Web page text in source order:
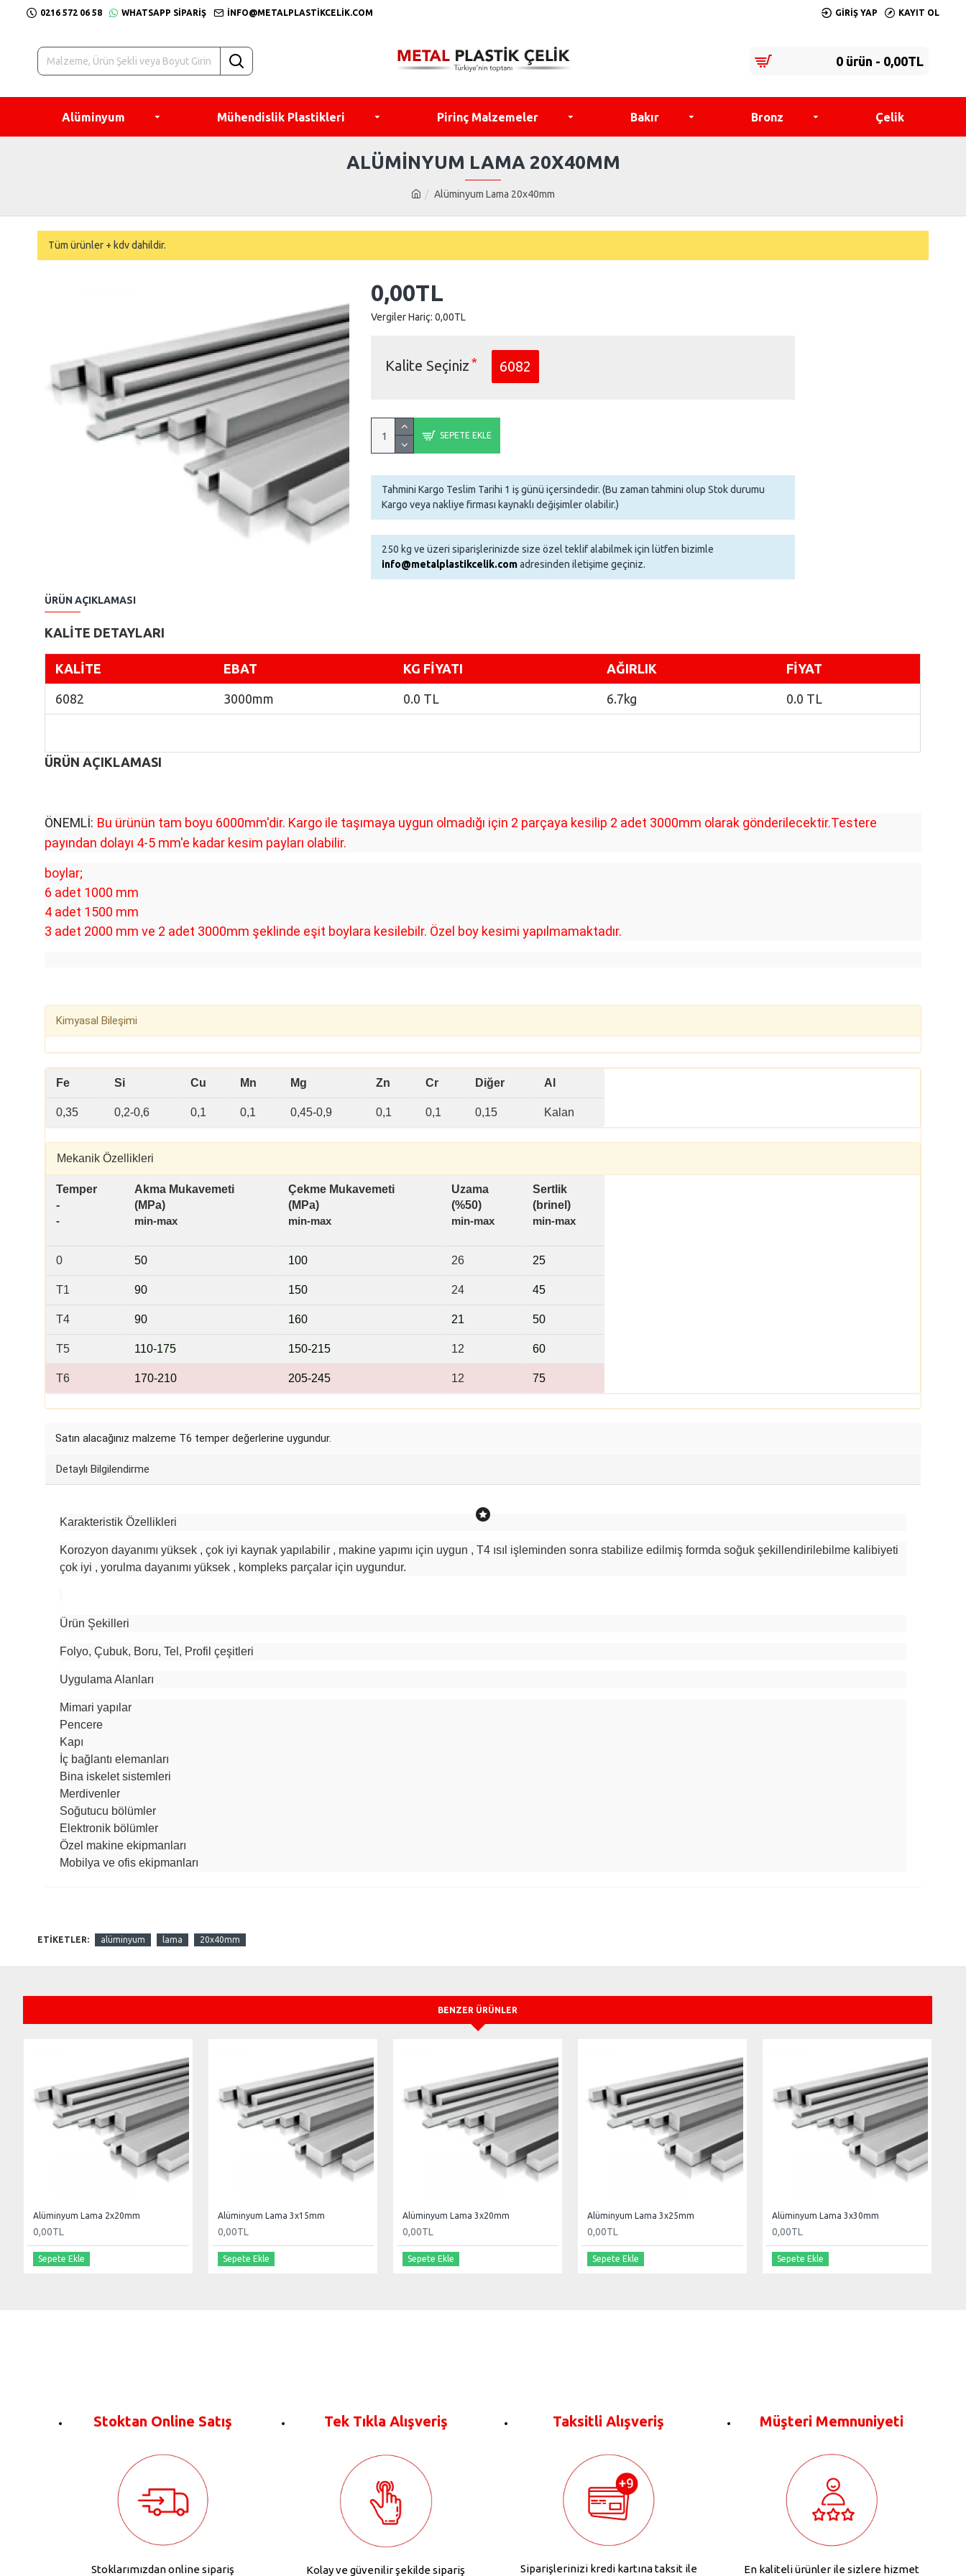
0216 572 06 58 WHATSAPP SIPARIŞ INFO@METALPLASTIKCELIK.COM GIRIŞ YAP KAYIT OL
0 ürün - 0,00TL
Alüminyum Mühendislik Plastikleri Pirinç Malzemeler Bakır Bronz Çelik
Alüminyum Lama 20x40mm
ALÜMINYUM LAMA 20X40MM
Tüm ürünler + kdv dahildir.
0,00TL
Vergiler Hariç: 0,00TL
SEPETE EKLE
Kalite Seçiniz 6082
Tahmini Kargo Teslim Tarihi 1 iş günü içersindedir. (Bu zaman tahmini olup Stok durumu
Kargo veya nakliye firması kaynaklı değişimler olabilir.)
250 kg ve üzeri siparişlerinizde size özel teklif alabilmek için lütfen bizimle
info@metalplastikcelik.comadresinden iletişime geçiniz.
ÜRÜN AÇIKLAMASI
KALİTE DETAYLARI
KALİTE EBAT KG FİYATI AĞIRLIK FİYAT
6082 3000mm 0.0 TL 6.7kg 0.0 TL
ÜRÜN AÇIKLAMASI
ÖNEMLİ: Bu ürünün tam boyu 6000mm'dir. Kargo ile taşımaya uygun olmadığı için 2 parçaya kesilip 2 adet 3000mm olarak gönderilecektir.Testere
payından dolayı 4-5 mm'e kadar kesim payları olabilir.
boylar;
6 adet 1000 mm
4 adet 1500 mm
3 adet 2000 mm ve 2 adet 3000mm şeklinde eşit boylara kesilebilr. Özel boy kesimi yapılmamaktadır.
Kimyasal Bileşimi
Fe Si Cu Mn Mg Zn Cr Diğer Al
0,35 0,2-0,6 0,1 0,1 0,45-0,9 0,1 0,1 0,15 Kalan
Mekanik Özellikleri
Temper
-
-
Akma Mukavemeti
(MPa)
min-max
Çekme Mukavemeti
(MPa)
min-max
Uzama
(%50)
min-max
Sertlik
(brinel)
min-max
0 50 100 26 25
T1 90 150 24 45
T4 90 160 21 50
T5 110-175 150-215 12 60
T6 170-210 205-245 12 75
Satın alacağınız malzeme T6 temper değerlerine uygundur.
Detaylı Bilgilendirme
Karakteristik Özellikleri
Korozyon dayanımı yüksek , çok iyi kaynak yapılabilir , makine yapımı için uygun , T4 ısıl işleminden sonra stabilize edilmiş formda soğuk şekillendirilebilme kalibiyeti
çok iyi , yorulma dayanımı yüksek , kompleks parçalar için uygundur.
Ürün Şekilleri
Folyo, Çubuk, Boru, Tel, Profil çeşitleri
Uygulama Alanları
Mimari yapılar
Pencere
Kapı
İç bağlantı elemanları
Bina iskelet sistemleri
Merdivenler
Soğutucu bölümler
Elektronik bölümler
Özel makine ekipmanları
Mobilya ve ofis ekipmanları
ETIKETLER: alüminyum lama 20x40mm
BENZER ÜRÜNLER
Alüminyum Lama 2x20mm
0,00TL
Sepete Ekle
Alüminyum Lama 3x15mm
0,00TL
Sepete Ekle
Alüminyum Lama 3x20mm
0,00TL
Sepete Ekle
Alüminyum Lama 3x25mm
0,00TL
Sepete Ekle
Alüminyum Lama 3x30mm
0,00TL
Sepete Ekle
Stoktan Online Satış
Stoklarımızdan online sipariş
Tek Tıkla Alışveriş
Kolay ve güvenilir şekilde sipariş
Taksitli Alışveriş
Siparişlerinizi kredi kartına taksit ile
Müşteri Memnuniyeti
En kaliteli ürünler ile sizlere hizmet